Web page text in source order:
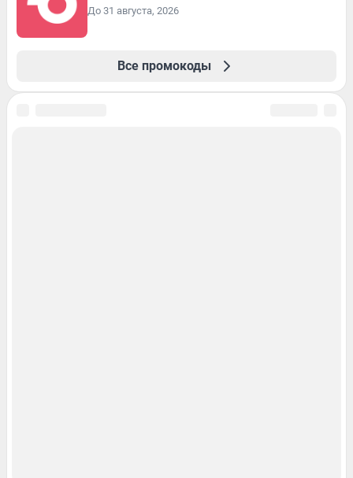
До 31 августа, 2026
Все промокоды